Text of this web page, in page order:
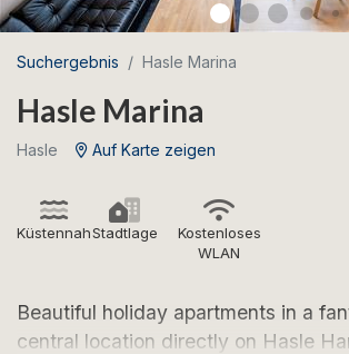
Suchergebnis Hasle Marina
Hasle Marina
Hasle Auf Karte zeigen
KüstennahStadtlage
Kostenloses
WLAN
Beautiful holiday apartments in a
central location directly on Hasle